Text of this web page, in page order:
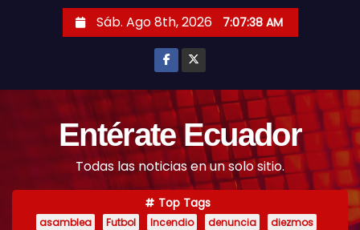
Sáb. Ago 8th, 2026 7:07:39 AM
Entérate Ecuador
Todas las noticias en un solo sitio.
Top Tags
asamblea Futbol Incendio denuncia
diezmos